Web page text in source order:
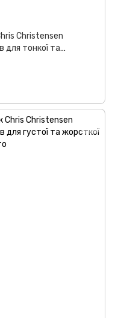
Christensen
для тонкої та